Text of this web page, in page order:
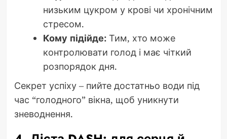
низьким цукром у крові чи хронічним
стресом.
Кому підійде:Тим, хто може
контролювати голод і має чіткий
розпорядок дня.
Секрет успіху – пийте достатньо води під
час “голодного” вікна, щоб уникнути
зневоднення.